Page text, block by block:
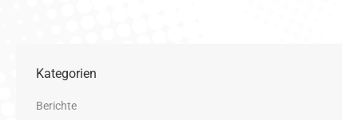
Kategorien
Berichte